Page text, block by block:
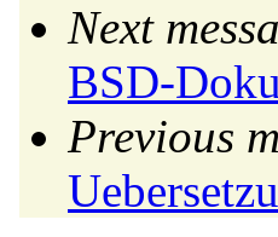
Next
BSD-
Previous